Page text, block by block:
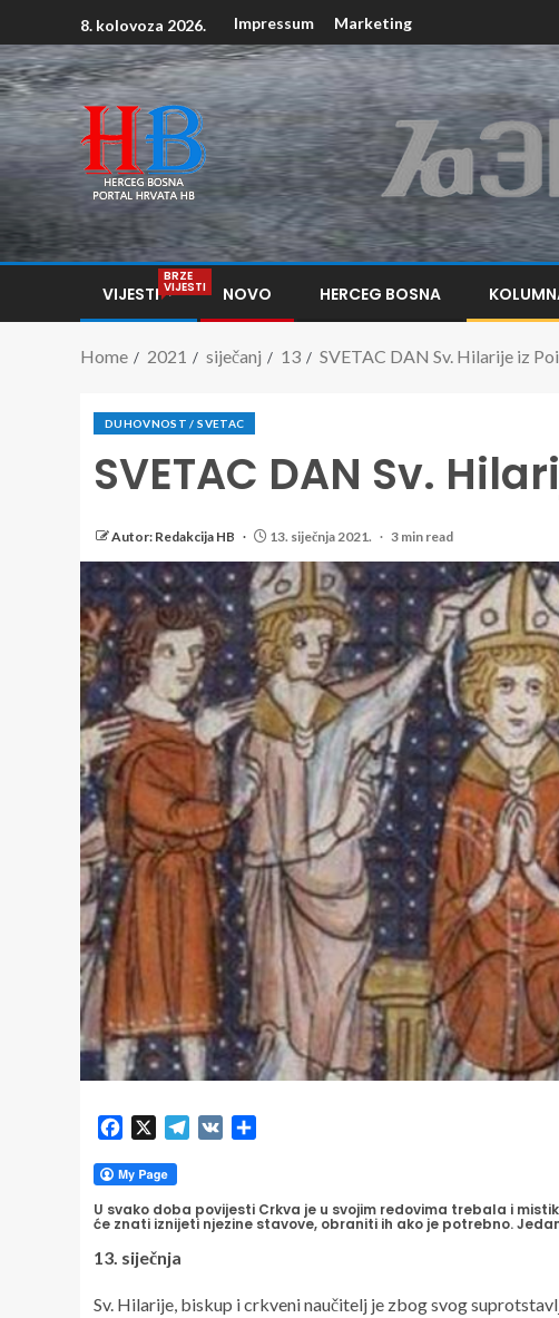
8. kolovoza 2026. Impressum Marketing
VIJESTI
BRZE
VIJESTI NOVO HERCEG BOSNA
Home 2021 siječanj 13 SVETAC DAN Sv. Hilarije iz
DUHOVNOST / SVETAC
SVETAC DAN Sv.
Autor: Redakcija HB 13. siječnja 2021. 3 min read
Facebook Telegram
VK
U svako doba povijesti Crkva je u svojim redovima trebala i
će znati iznijeti njezine stavove, obraniti ih ako je potrebno.
13. siječnja
Sv. Hilarije, biskup i crkveni naučitelj je zbog svog